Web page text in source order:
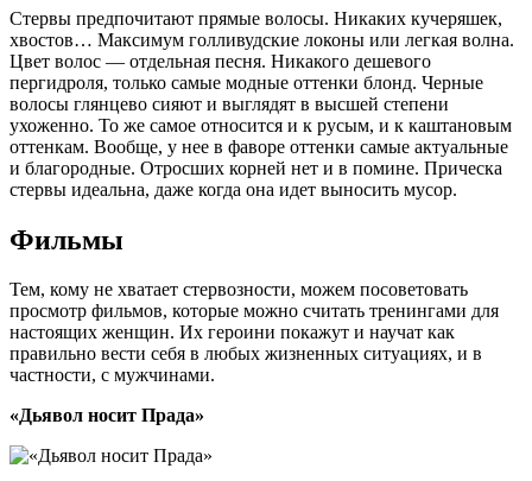
Стервы предпочитают прямые волосы. Никаких кучеряшек,
хвостов… Максимум голливудские локоны или легкая волна.
Цвет волос — отдельная песня. Никакого дешевого
пергидроля, только самые модные оттенки блонд. Черные
волосы глянцево сияют и выглядят в высшей степени
ухоженно. То же самое относится и к русым, и к каштановым
оттенкам. Вообще, у нее в фаворе оттенки самые актуальные
и благородные. Отросших корней нет и в помине. Прическа
стервы идеальна, даже когда она идет выносить мусор.
Фильмы
Тем, кому не хватает стервозности, можем посоветовать
просмотр фильмов, которые можно считать тренингами для
настоящих женщин. Их героини покажут и научат как
правильно вести себя в любых жизненных ситуациях, и в
частности, с мужчинами.
«Дьявол носит Прада»